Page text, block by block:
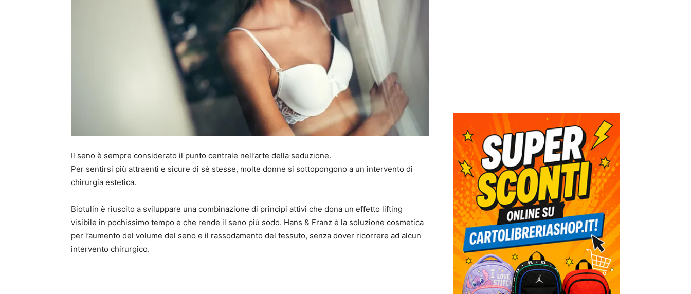
Il seno è sempre considerato il punto centrale nell’arte della seduzione.
Per sentirsi più attraenti e sicure di sé stesse, molte donne si sottopongono a un intervento di
chirurgia estetica.
Biotulin è riuscito a sviluppare una combinazione di principi attivi che dona un effetto lifting
visibile in pochissimo tempo e che rende il seno più sodo. Hans & Franz è la soluzione cosmetica
per l’aumento del volume del seno e il rassodamento del tessuto, senza dover ricorrere ad alcun
intervento chirurgico.